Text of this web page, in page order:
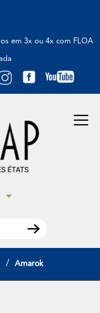
em 3x ou 4x com FLOA
Amarok